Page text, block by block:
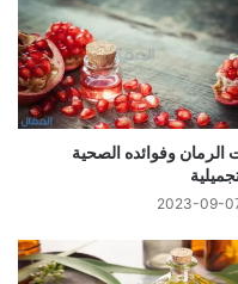
الرمان وفوائده الصحية
2023-09-